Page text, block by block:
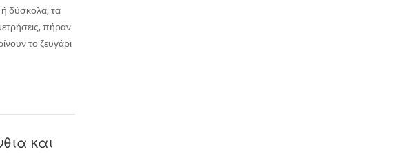
δύσκολα, τα
πήραν
το ζευγάρι
και